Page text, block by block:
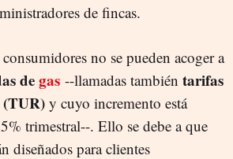
de fincas.
no se pueden acoger a
degas --llamadas también tarifas
(TUR) y cuyo incremento está
trimestral--. Ello se debe a que
diseñados para clientes